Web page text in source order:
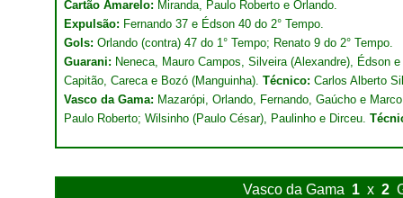
Cartão Amarelo: Miranda, Paulo Roberto e Orlando.
Expulsão: Fernando 37 e Édson 40 do 2° Tempo.
Gols: Orlando (contra) 47 do 1° Tempo; Renato 9 do 2° Tempo.
Guarani: Neneca, Mauro Campos, Silveira (Alexandre), Édson
Capitão, Careca e Bozó (Manguinha). Técnico: Carlos Alberto
Vasco da Gama: Mazarópi, Orlando, Fernando, Gaúcho e
Paulo Roberto; Wilsinho (Paulo César), Paulinho e Dirceu.
Vasco da Gama 1 x 2